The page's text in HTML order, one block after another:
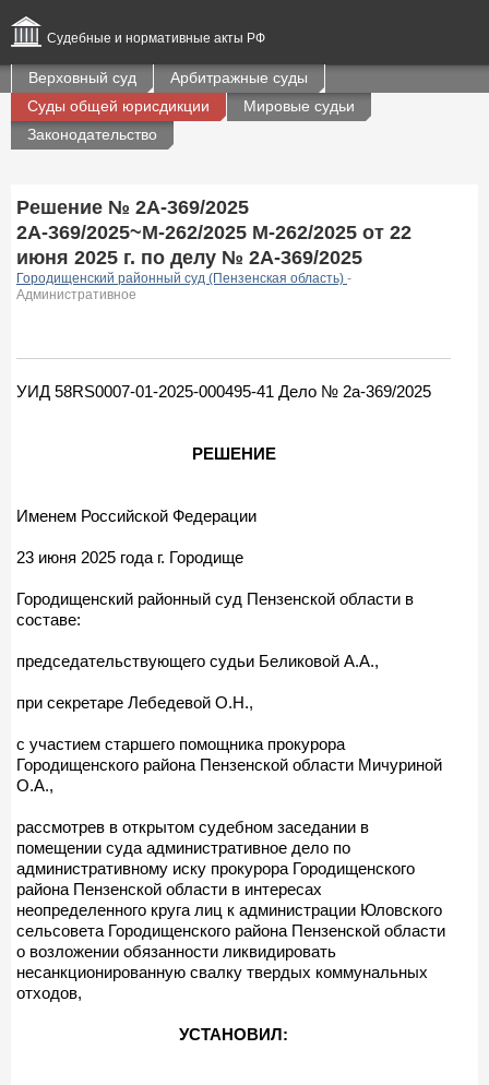
Судебные и нормативные акты РФ
Верховный суд
Арбитражные суды
Суды общей юрисдикции
Мировые судьи
Законодательство
Решение № 2А-369/2025
2А-369/2025~М-262/2025 М-262/2025 от 22
июня 2025 г. по делу № 2А-369/2025
Городищенский районный суд (Пензенская область) -
Административное
УИД 58RS0007-01-2025-000495-41 Дело № 2а-369/2025
РЕШЕНИЕ
Именем Российской Федерации
23 июня 2025 года г. Городище
Городищенский районный суд Пензенской области в
составе:
председательствующего судьи Беликовой А.А.,
при секретаре Лебедевой О.Н.,
с участием старшего помощника прокурора
Городищенского района Пензенской области Мичуриной
О.А.,
рассмотрев в открытом судебном заседании в
помещении суда административное дело по
административному иску прокурора Городищенского
района Пензенской области в интересах
неопределенного круга лиц к администрации Юловского
сельсовета Городищенского района Пензенской области
о возложении обязанности ликвидировать
несанкционированную свалку твердых коммунальных
отходов,
УСТАНОВИЛ: